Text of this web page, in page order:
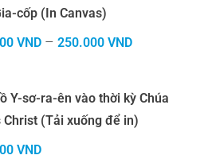
cốp (In Canvas)
VND – 250.000 VND
Y-sơ-ra-ên vào thời kỳ Chúa
Christ (Tải xuống để in)
VND